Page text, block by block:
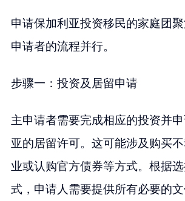
申请保加利亚投资移民的家庭团
申请者的流程并行。
步骤一：投资及居留申请
主申请者需要完成相应的投资并
亚的居留许可。这可能涉及购买
业或认购官方债券等方式。根据
式，申请人需要提供所有必要的